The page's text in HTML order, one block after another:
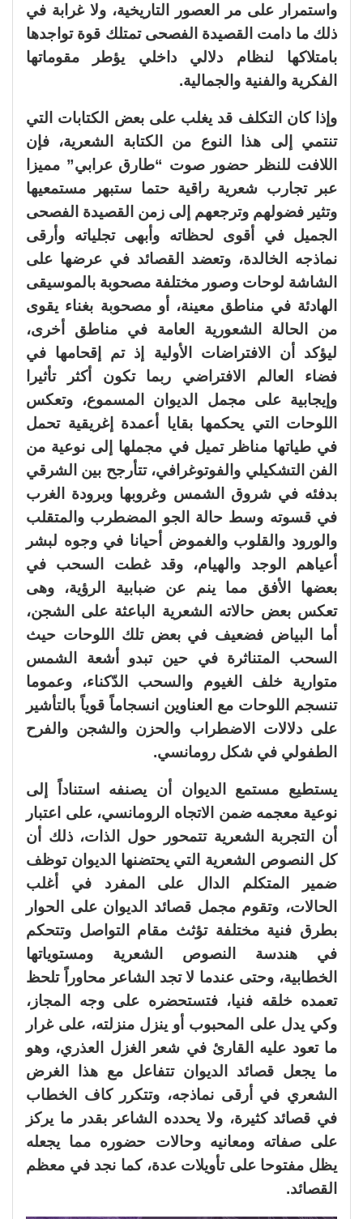
واستمرار على مر العصور التاريخية، ولا غرابة في
ذلك ما دامت القصيدة الفصحى تمتلك قوة تواجدها
بامتلاكها لنظام دلالي داخلي يؤطر مقوماتها
الفكرية والفنية والجمالية.
وإذا كان التكلف قد يغلب على بعض الكتابات التي
تنتمي إلى هذا النوع من الكتابة الشعرية، فإن
اللافت للنظر حضور صوت “طارق عرابي” مميزا
عبر تجارب شعرية راقية حتما ستبهر مستمعيها
وتثير فضولهم وترجعهم إلى زمن القصيدة الفصحى
الجميل في أقوى لحظاته وأبهى تجلياته وأرقى
نماذجه الخالدة، وتعضد القصائد في عرضها على
الشاشة لوحات وصور مختلفة مصحوبة بالموسيقى
الهادئة في مناطق معينة، أو مصحوبة بغناء يقوى
من الحالة الشعورية العامة في مناطق أخرى،
ليؤكد أن الافتراضات الأولية إذ تم إقحامها في
فضاء العالم الافتراضي ربما تكون أكثر تأثيرا
وإيجابية على مجمل الديوان المسموع، وتعكس
اللوحات التي يحكمها بقايا أعمدة إغريقية تحمل
في طياتها مناظر تميل في مجملها إلى نوعية من
الفن التشكيلي والفوتوغرافي، تتأرجح بين الشرقي
بدفئه في شروق الشمس وغروبها وبرودة الغرب
في قسوته وسط حالة الجو المضطرب والمتقلب
والورود والقلوب والغموض أحيانا في وجوه لبشر
أعياهم الوجد والهيام، وقد غطت السحب في
بعضها الأفق مما ينم عن ضبابية الرؤية، وهى
تعكس بعض حالاته الشعرية الباعثة على الشجن،
أما البياض فضعيف في بعض تلك اللوحات حيث
السحب المتناثرة في حين تبدو أشعة الشمس
متوارية خلف الغيوم والسحب الدّكناء، وعموما
تنسجم اللوحات مع العناوين انسجاماً قوياً بالتأشير
على دلالات الاضطراب والحزن والشجن والفرح
الطفولي في شكل رومانسي.
يستطيع مستمع الديوان أن يصنفه استناداً إلى
نوعية معجمه ضمن الاتجاه الرومانسي، على اعتبار
أن التجربة الشعرية تتمحور حول الذات، ذلك أن
كل النصوص الشعرية التي يحتضنها الديوان توظف
ضمير المتكلم الدال على المفرد في أغلب
الحالات، وتقوم مجمل قصائد الديوان على الحوار
بطرق فنية مختلفة تؤثث مقام التواصل وتتحكم
في هندسة النصوص الشعرية ومستوياتها
الخطابية، وحتى عندما لا تجد الشاعر محاوراً تلحظ
تعمده خلقه فنيا، فتستحضره على وجه المجاز،
وكي يدل على المحبوب أو ينزل منزلته، على غرار
ما تعود عليه القارئ في شعر الغزل العذري، وهو
ما يجعل قصائد الديوان تتفاعل مع هذا الغرض
الشعري في أرقى نماذجه، وتتكرر كاف الخطاب
في قصائد كثيرة، ولا يحدده الشاعر بقدر ما يركز
على صفاته ومعانيه وحالات حضوره مما يجعله
يظل مفتوحا على تأويلات عدة، كما نجد في معظم
القصائد.